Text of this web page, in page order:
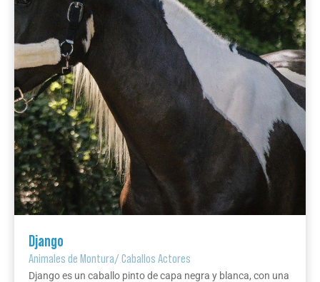
Django
Animales de Montura/Caballos Actores
Django es un caballo pinto de capa negra y blanca, con una